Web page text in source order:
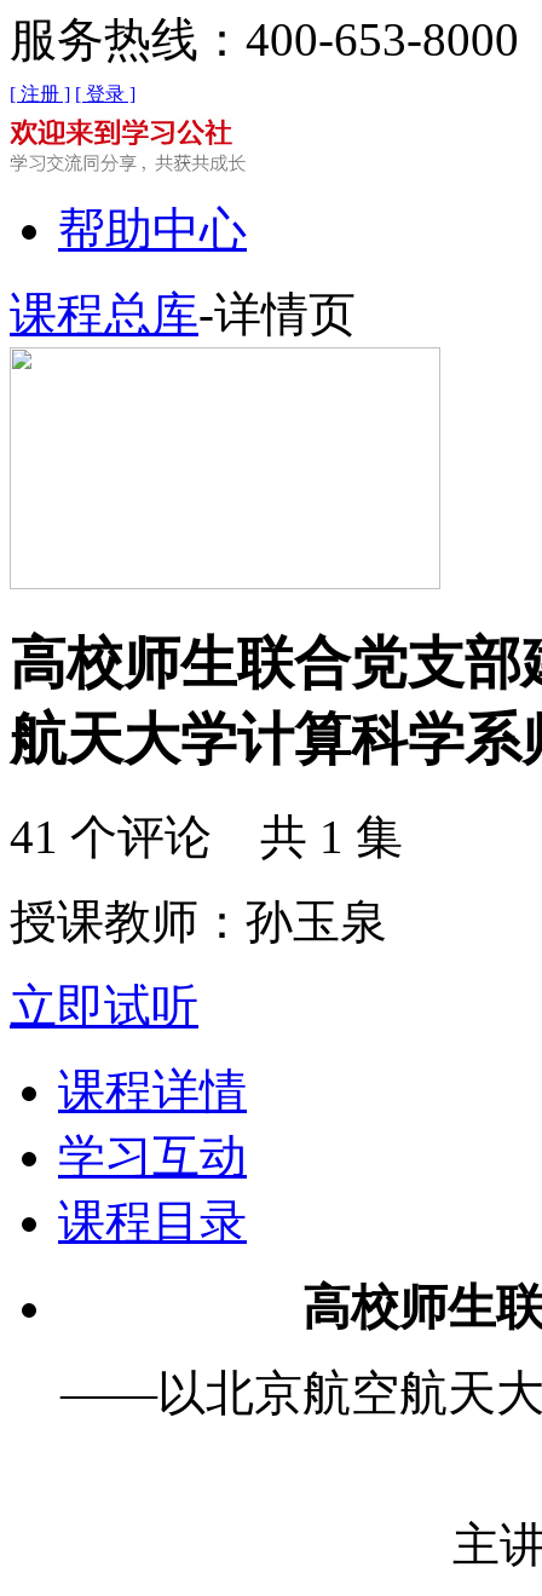
服务热线：400-653-8000
[ 注册 ] [ 登录 ]
帮助中心
课程总库-详情页
高校师生联合党支
航天大学计算科学
41 个评论 共 1 集
授课教师：孙玉泉
立即试听
课程详情
学习互动
课程目录
高校师生
——以北京航空航天大
主